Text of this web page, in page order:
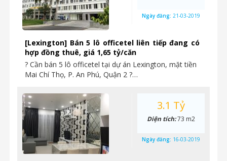
[Lexington] Bán 5 lô officetel liên tiếp đang có
hợp đồng thuê, giá 1,65 tỷ/căn
? Cần bán 5 lô officetel tại dự án Lexington, mặt tiền
Mai Chí Thọ, P. An Phú, Quận 2 ?…
Ngày đăng: 21-03-2019
3.1 Tỷ
Diện tích:73 m2
Ngày đăng: 16-03-2019